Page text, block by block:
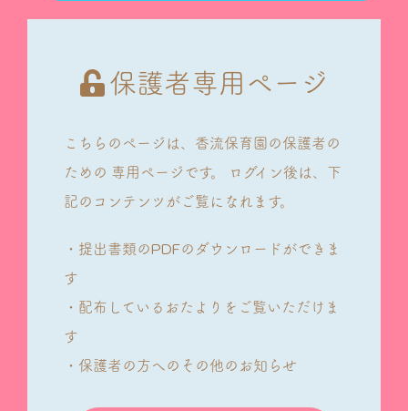
保護者専用ページ
こちらのページは、香流保育園の保護者の
ための 専用ページです。
ログイン後は、下
記のコンテンツがご覧になれます。
・提出書類のPDFのダウンロードができま
す
・配布しているおたよりをご覧いただけま
す
・保護者の方へのその他のお知らせ